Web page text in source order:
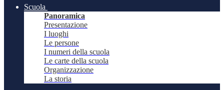
Scuola
Panoramica
Presentazione
I luoghi
Le persone
I numeri della scuola
Le carte della scuola
Organizzazione
La storia